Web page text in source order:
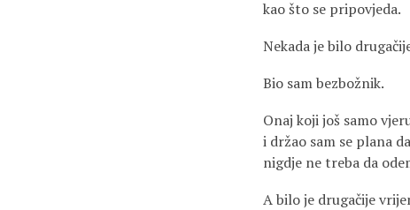
kao što se pripovjeda.
Nekada je bilo
Bio sam bezbožnik.
Onaj koji još samo
i držao sam se plana
nigdje ne treba da
A bilo je drugačije